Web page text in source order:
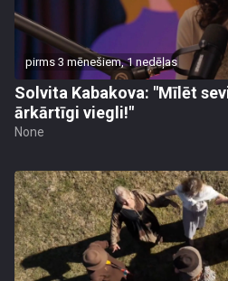
pirms 3 mēnešiem, 1 nedēļas
Solvita Kabakova: "Mīlēt
ārkārtīgi viegli!"
None